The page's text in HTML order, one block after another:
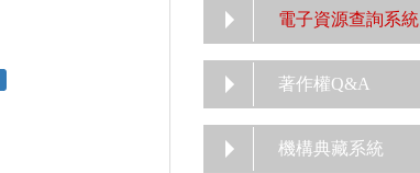
電子資源查詢系統
著作權Q&A
機構典藏系統